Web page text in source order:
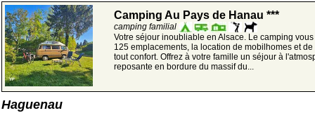
Camping Au Pays de Hanau ***
camping familial
Votre séjour inoubliable en Alsace. Le camping
125 emplacements, la location de mobilhomes et de
tout confort. Offrez à votre famille un séjour à
reposante en bordure du massif du...
Haguenau